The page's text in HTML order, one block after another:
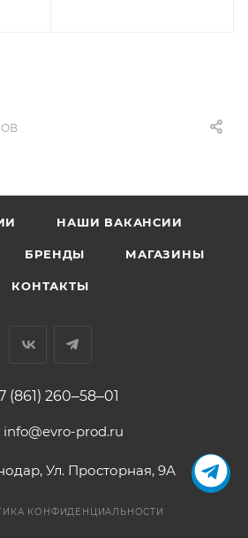
НАШИ ВАКАНСИИ
БРЕНДЫ МАГАЗИНЫ
КОНТАКТЫ
(861) 260‒58‒01
info@evro-prod.ru
​Ул. Просторная, 9А
КОНФИДЕНЦИАЛЬНОСТИ